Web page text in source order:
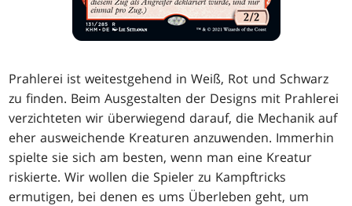
Prahlerei ist weitestgehend in Weiß, Rot und Schwarz
zu finden. Beim Ausgestalten der Designs mit Prahlerei
verzichteten wir überwiegend darauf, die Mechanik auf
eher ausweichende Kreaturen anzuwenden. Immerhin
spielte sie sich am besten, wenn man eine Kreatur
riskierte. Wir wollen die Spieler zu Kampftricks
ermutigen, bei denen es ums Überleben geht, um